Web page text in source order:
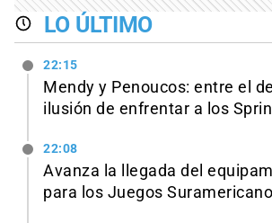
LO ÚLTIMO
22:15
Mendy y Penoucos: entre el
ilusión de enfrentar a los
22:08
Avanza la llegada del
para los Juegos